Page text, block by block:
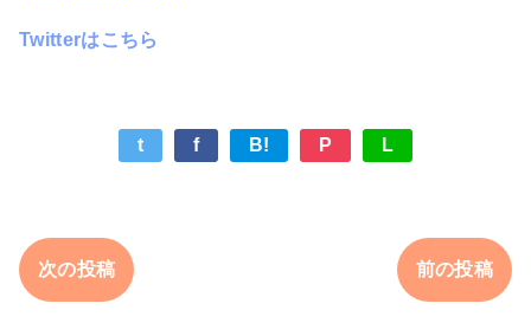
Twitterはこちら
t f B! P L
次の投稿 前の投稿